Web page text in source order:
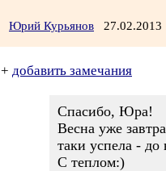
Юрий Курьянов 27.02.2013
+ добавить замечания
Спасибо, Юра!
Весна уже
таки успела - до
С теплом:)